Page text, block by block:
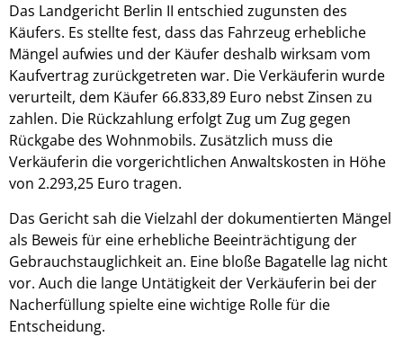
Das Landgericht Berlin II entschied zugunsten des
Käufers. Es stellte fest, dass das Fahrzeug erhebliche
Mängel aufwies und der Käufer deshalb wirksam vom
Kaufvertrag zurückgetreten war. Die Verkäuferin wurde
verurteilt, dem Käufer 66.833,89 Euro nebst Zinsen zu
zahlen. Die Rückzahlung erfolgt Zug um Zug gegen
Rückgabe des Wohnmobils. Zusätzlich muss die
Verkäuferin die vorgerichtlichen Anwaltskosten in Höhe
von 2.293,25 Euro tragen.
Das Gericht sah die Vielzahl der dokumentierten Mängel
als Beweis für eine erhebliche Beeinträchtigung der
Gebrauchstauglichkeit an. Eine bloße Bagatelle lag nicht
vor. Auch die lange Untätigkeit der Verkäuferin bei der
Nacherfüllung spielte eine wichtige Rolle für die
Entscheidung.